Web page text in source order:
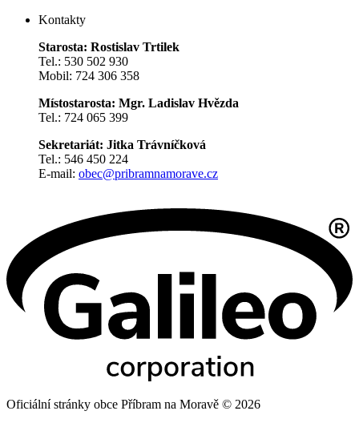
Kontakty
Starosta: Rostislav Trtilek
Tel.: 530 502 930
Mobil: 724 306 358
Místostarosta: Mgr. Ladislav Hvězda
Tel.: 724 065 399
Sekretariát: Jitka Trávníčková
Tel.: 546 450 224
E-mail: obec@pribramnamorave.cz
Oficiální stránky obce Příbram na Moravě © 2026